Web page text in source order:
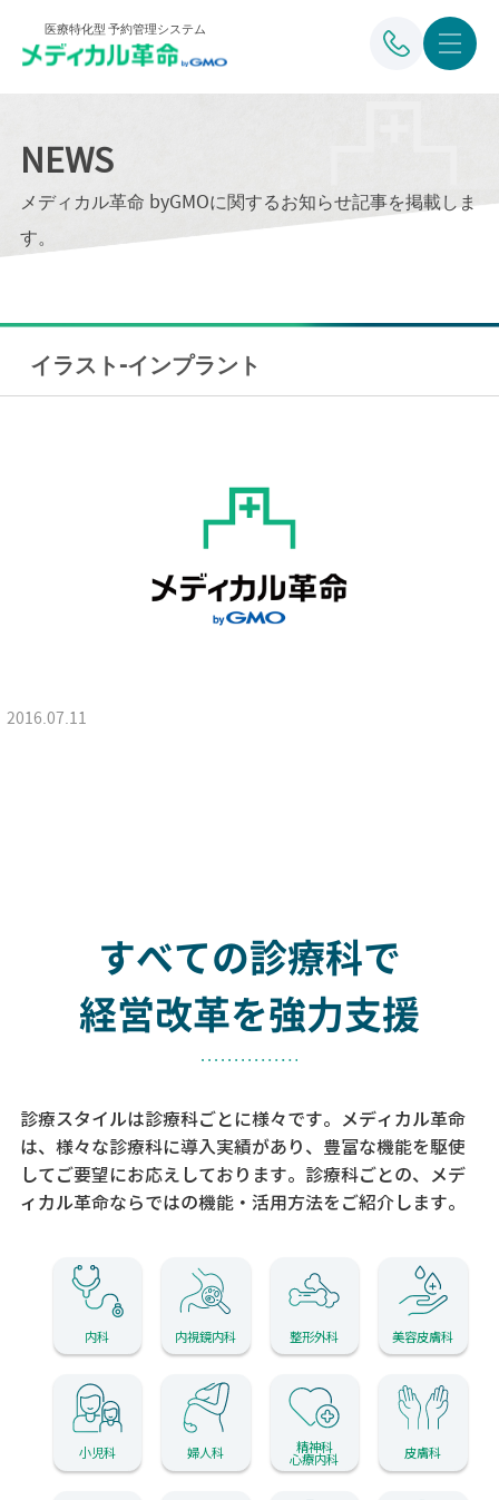
医療特化型 予約管理システム
NEWS
メディカル革命 byGMOに関するお知らせ記事を掲載しま
す。
イラスト-インプラント
2016.07.11
すべての診療科で
経営改革を強力支援
診療スタイルは診療科ごとに様々です。メディカル革命
は、様々な診療科に導入実績があり、 豊富な機能を駆使
してご要望にお応えしております。 診療科ごとの、メデ
ィカル革命ならではの機能・活用方法をご紹介します。
内科 内視鏡内科 整形外科 美容皮膚科
小児科 婦人科 精神科
心療内科 皮膚科